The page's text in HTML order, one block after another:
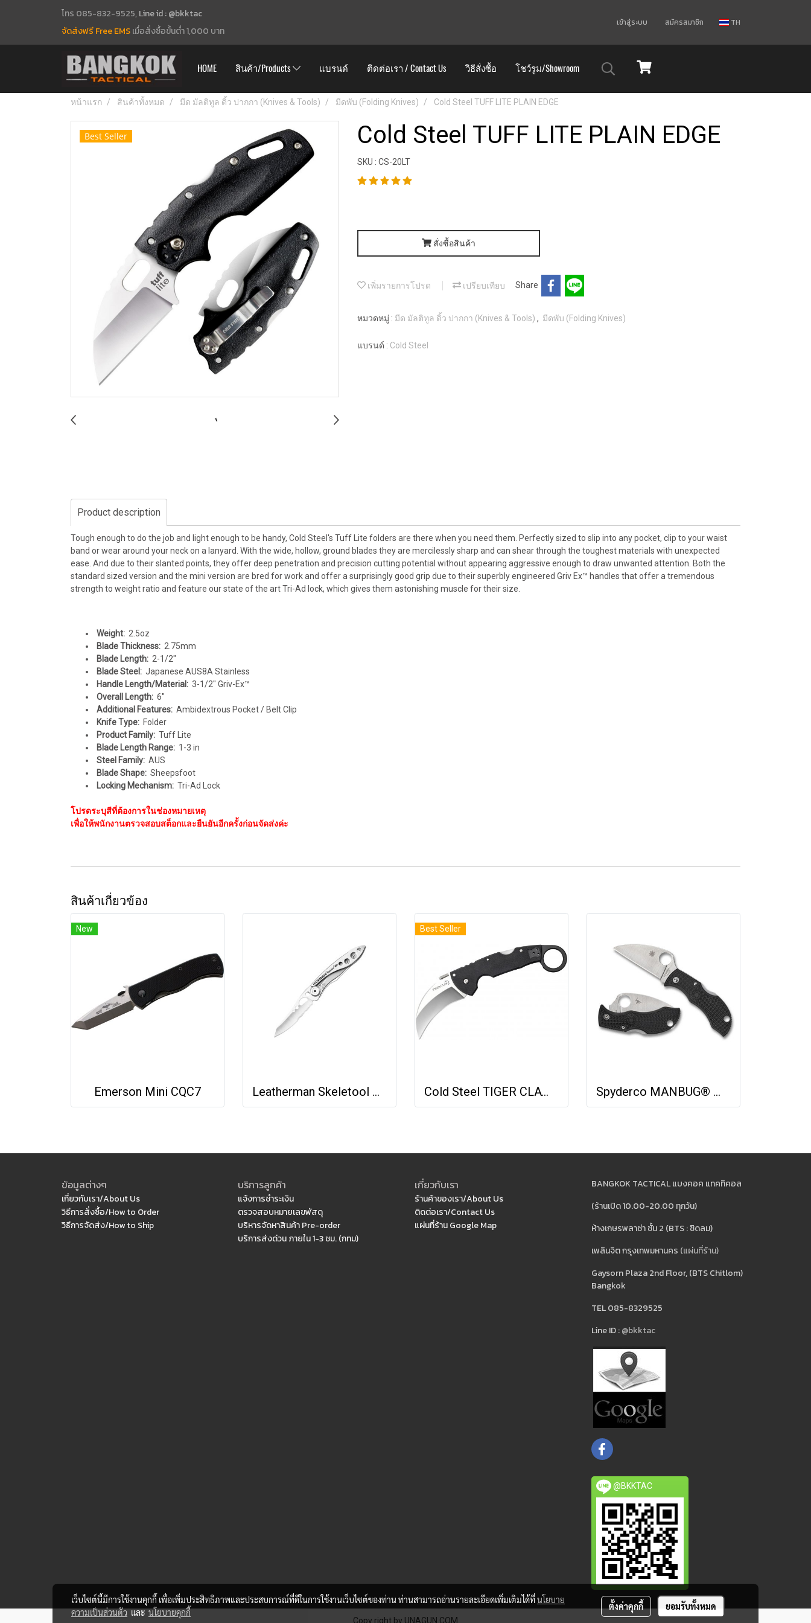
โทร 085-832-9525, Line id : @bkktac
จัดส่งฟรี Free EMSเมื่อสั่งซื้อขั้นต่ำ 1,000 บาท
เข้าสู่ระบบ สมัครสมาชิก TH
HOME สินค้า/Products แบรนด์ ติดต่อเรา / Contact Us วิธีสั่งซื้อ โชว์รูม/Showroom
หน้าแรก สินค้าทั้งหมด มีด มัลติทูล ดิ้ว ปากกา (Knives & Tools) มีดพับ (Folding Knives) Cold Steel TUFF LITE PLAIN EDGE
Best Seller Cold Steel TUFF LITE PLAIN EDGE
SKU : CS-20LT
สั่งซื้อสินค้า
เพิ่มรายการโปรด เปรียบเทียบ Share
หมวดหมู่ : มีด มัลติทูล ดิ้ว ปากกา (Knives & Tools) , มีดพับ (Folding Knives)
แบรนด์ : Cold Steel
Product description
Tough enough to do the job and light enough to be handy, Cold Steel's Tuff Lite folders are there when you need them. Perfectly sized to slip into any pocket, clip to your waist
band or wear around your neck on a lanyard. With the wide, hollow, ground blades they are mercilessly sharp and can shear through the toughest materials with unexpected
ease. And due to their slanted points, they offer deep penetration and precision cutting potential without appearing aggressive enough to draw unwanted attention. Both the
standard sized version and the mini version are bred for work and offer a surprisingly good grip due to their superbly engineered Griv Ex™ handles that offer a tremendous
strength to weight ratio and feature our state of the art Tri-Ad lock, which gives them astonishing muscle for their size.
Weight: 2.5oz
Blade Thickness: 2.75mm
Blade Length: 2-1/2"
Blade Steel: Japanese AUS8A Stainless
Handle Length/Material: 3-1/2" Griv-Ex™
Overall Length: 6"
Additional Features: Ambidextrous Pocket / Belt Clip
Knife Type: Folder
Product Family: Tuff Lite
Blade Length Range: 1-3 in
Steel Family: AUS
Blade Shape: Sheepsfoot
Locking Mechanism: Tri-Ad Lock
โปรดระบุสีที่ต้องการในช่องหมายเหตุ
เพื่อให้พนักงานตรวจสอบสต็อกและยืนยันอีกครั้งก่อนจัดส่งค่ะ
สินค้าเกี่ยวข้อง
New
Emerson Mini CQC7 Leatherman Skeletool KBx
Best Seller
Cold Steel TIGER CLAW - PLAIN EDGE (S35VN) Spyderco MANBUG® WHARNCLIFFE
ข้อมูลต่างๆ
เกี่ยวกับเรา/About Us
วิธีการสั่งซื้อ/How to Order
วิธีการจัดส่ง/How to Ship
บริการลูกค้า
แจ้งการชำระเงิน
ตรวจสอบหมายเลขพัสดุ
บริหารจัดหาสินค้า Pre-order
บริการส่งด่วน ภายใน 1-3 ชม. (กทม)
เกี่ยวกับเรา
ร้านค้าของเรา/About Us
ติดต่อเรา/Contact Us
แผ่นที่ร้าน Google Map
BANGKOK TACTICAL แบงคอค แทคทิคอล
(ร้านเปิด 10.00-20.00 ทุกวัน)
ห้างเกษรพลาซ่า ชั้น 2 (BTS : ชิดลม)
เพลินจิต กรุงเทพมหานคร (แผ่นที่ร้าน)
Gaysorn Plaza 2nd Floor, (BTS Chitlom)
Bangkok
TEL 085-8329525
Line ID :@bkktac
@BKKTAC
Copy right by UNAGUN.COM
เว็บไซต์นี้มีการใช้งานคุกกี้ เพื่อเพิ่มประสิทธิภาพและประสบการณ์ที่ดีในการใช้งานเว็บไซต์ของท่าน ท่านสามารถอ่านรายละเอียดเพิ่มเติมได้ที่นโยบาย
ความเป็นส่วนตัวและนโยบายคุกกี้
ตั้งค่าคุกกี้ ยอมรับทั้งหมด